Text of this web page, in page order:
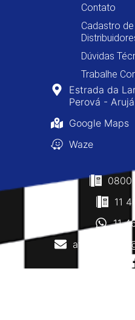
Contato
Cadastro de
Dúvidas
Trabalhe
Estrada da
Perová -
Google Maps
Waze
11
11